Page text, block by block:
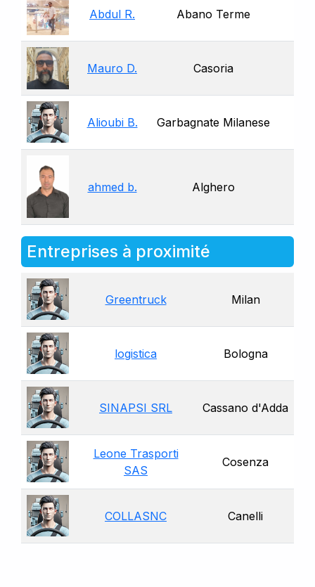
Abdul R. Abano Terme
Mauro D. Casoria
Alioubi B. Garbagnate Milanese
ahmed b. Alghero
Entreprises à proximité
Greentruck Milan
logistica Bologna
SINAPSI SRL Cassano d'Adda
Leone Trasporti
SAS
Cosenza
COLLASNC Canelli